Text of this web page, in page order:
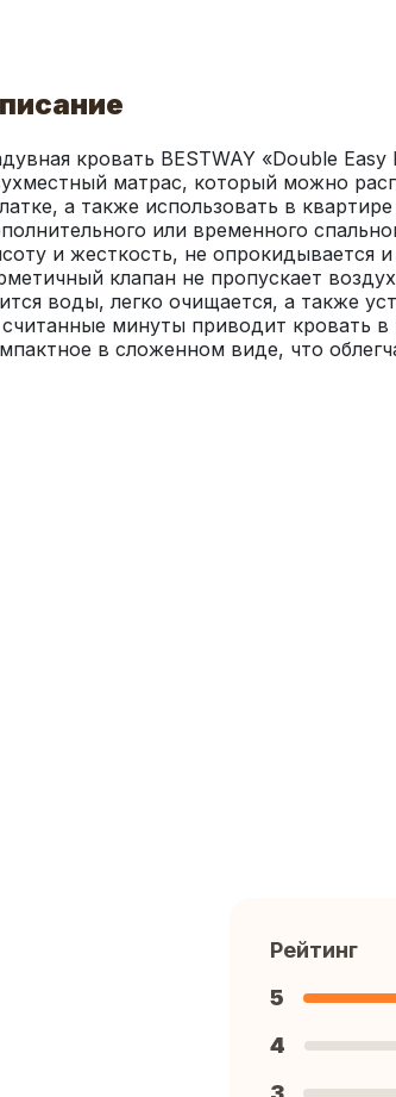
кровать BESTWAY «Double
матрас, который можно
а также использовать в
или временного
и жесткость, не опрокидывается
клапан не пропускает
воды, легко очищается, а также
считанные минуты приводит кровать в
в сложенном виде, что
Рейтинг
5
4